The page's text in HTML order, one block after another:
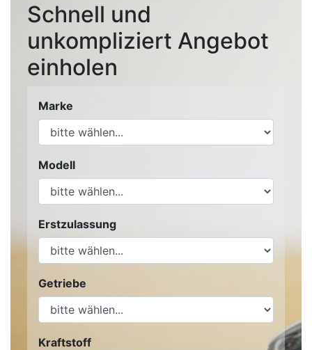
Schnell und
unkompliziert Angebot
einholen
Marke
Modell
Erstzulassung
Getriebe
Kraftstoff